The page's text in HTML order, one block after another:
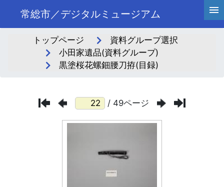
常総市／デジタルミュージアム
トップページ
資料グループ選択
小田家遺品(資料グループ)
黒塗桜花螺鈿腰刀拵(目録)
/ 49ページ